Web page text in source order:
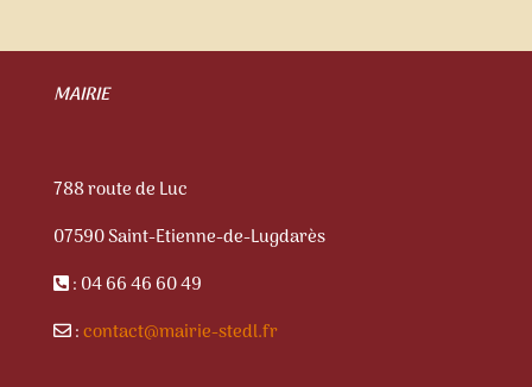
MAIRIE
788 route de Luc
07590 Saint-Etienne-de-Lugdarès
: 04 66 46 60 49
:contact@mairie-stedl.fr